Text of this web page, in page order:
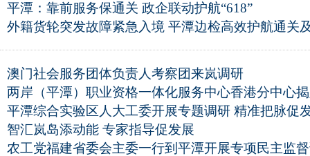
平潭：靠前服务保通关 政企联动护航“618”
外籍货轮突发故障紧急入境 平潭边检高效护航通关
澳门社会服务团体负责人考察团来岚调研
两岸（平潭）职业资格一体化服务中心香港分中心
平潭综合实验区人大工委开展专题调研 精准把脉促
智汇岚岛添动能 专家指导促发展
农工党福建省委会主委一行到平潭开展专项民主监